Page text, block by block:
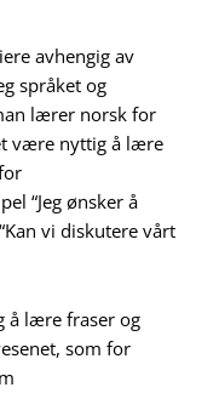
avhengig av
språket og
lærer norsk for
være nyttig å lære
“Jeg ønsker å
vi diskutere vårt
å lære fraser og
som for